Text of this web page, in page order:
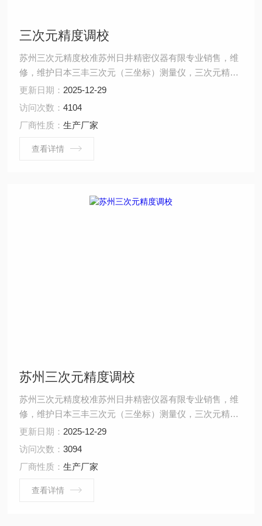
三次元精度调校
苏州三次元精度校准苏州日井精密仪器有限专业销售，维
修，维护日本三丰三次元（三坐标）测量仪，三次元精度
校准,苏州三次元维修三次元精度调校
更新日期： 2025-12-29
访问次数：4104
厂商性质：生产厂家
查看详情
苏州三次元精度调校
苏州三次元精度校准苏州日井精密仪器有限专业销售，维
修，维护日本三丰三次元（三坐标）测量仪，三次元精度
校准,苏州三次元维修江苏三次元精度校准
更新日期： 2025-12-29
访问次数：3094
厂商性质：生产厂家
查看详情